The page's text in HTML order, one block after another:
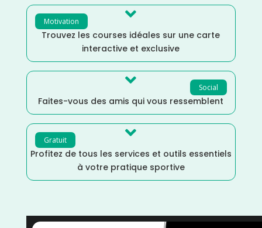
Motivation 
Trouvez les courses idéales sur une carte
interactive et exclusive
Social

Faites-vous des amis qui vous ressemblent
Gratuit 
Profitez de tous les services et outils essentiels
à votre pratique sportive